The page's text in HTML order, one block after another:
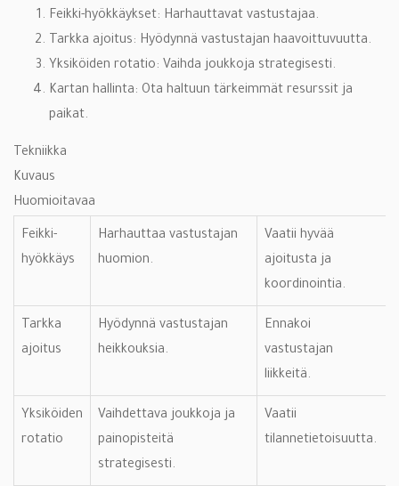
Feikki-hyökkäykset: Harhauttavat vastustajaa.
Tarkka ajoitus: Hyödynnä vastustajan haavoittuvuutta.
Yksiköiden rotatio: Vaihda joukkoja strategisesti.
Kartan hallinta: Ota haltuun tärkeimmät resurssit ja
paikat.
Tekniikka
Kuvaus
Huomioitavaa
Feikki-
hyökkäys
Harhauttaa vastustajan
huomion.
Vaatii hyvää
ajoitusta ja
koordinointia.
Tarkka
ajoitus
Hyödynnä vastustajan
heikkouksia.
Ennakoi
vastustajan
liikkeitä.
Yksiköiden
rotatio
Vaihdettava joukkoja ja
painopisteitä
strategisesti.
Vaatii
tilannetietoisuutta.